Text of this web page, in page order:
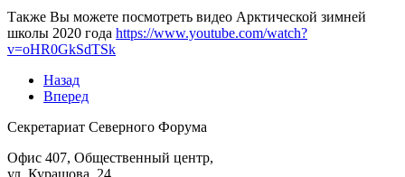
Также Вы можете посмотреть видео Арктической зимней
школы 2020 года https://www.youtube.com/watch?
v=oHR0GkSdTSk
Назад
Вперед
Секретариат Северного Форума
Офис 407, Общественный центр,